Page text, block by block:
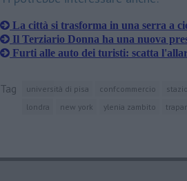
La città si trasforma in una serra a
Il Terziario Donna ha una nuova
Furti alle auto dei turisti: scatta
Tag università di pisa confcommercio
londra
new york ylenia zambito